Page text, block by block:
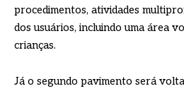
procedimentos, atividades
dos usuários, incluindo uma área
crianças.
Já o segundo pavimento será